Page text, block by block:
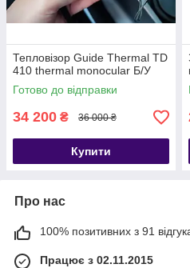
Тепловізор Guide Thermal TD
410 thermal monocular Б/У
Готово до відправки
34 200 ₴ 36 000 ₴
Купити
Про нас
100% позитивних з 91
Працює з 02.11.2015